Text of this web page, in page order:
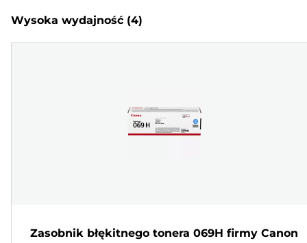
Wysoka wydajność (4)
Zasobnik błękitnego tonera 069H firmy Canon